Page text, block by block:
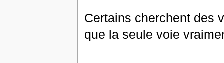
Certains cherchent des
que la seule voie